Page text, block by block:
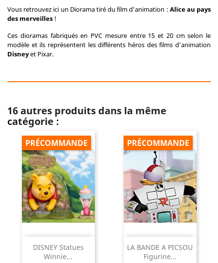
Vous retrouvez ici un Diorama tiré du film d’animation : Alice au pays
des merveilles !
Ces dioramas fabriqués en PVC mesure entre 15 et 20 cm selon le
modèle et ils représentent les différents héros des films d’animation
Disneyet Pixar.
16 autres produits dans la même
catégorie :
DISNEY Statues
Winnie...
PRÉCOMMANDE
LA BANDE A PICSOU
Figurine...
PRÉCOMMANDE